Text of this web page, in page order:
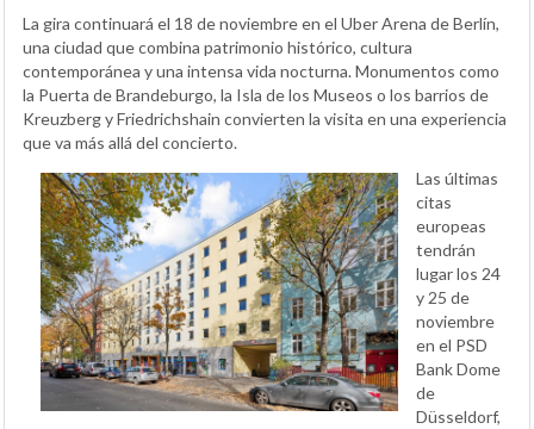
La gira continuará el 18 de noviembre en el Uber Arena de Berlín,
una ciudad que combina patrimonio histórico, cultura
contemporánea y una intensa vida nocturna. Monumentos como
la Puerta de Brandeburgo, la Isla de los Museos o los barrios de
Kreuzberg y Friedrichshain convierten la visita en una experiencia
que va más allá del concierto.
Las últimas
citas
europeas
tendrán
lugar los 24
y 25 de
noviembre
en el PSD
Bank Dome
de
Düsseldorf,